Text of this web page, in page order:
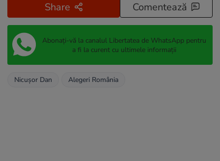
Share Comentează
Abonați-vă la canalul Libertatea de WhatsApp pentru
a fi la curent cu ultimele informații
Nicușor Dan Alegeri România